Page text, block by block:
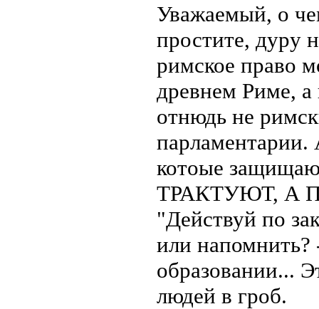
Уважаемый, о
простите, дуру
римское право
древнем Риме, а
отнюдь не
котоые
ТРАКТУЮТ, А
"Действуй по
или напомнить?
образовании...
людей в гроб.